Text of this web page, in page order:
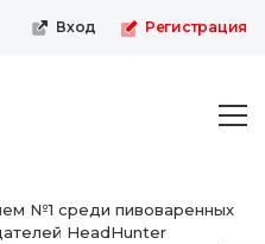
Вход Регистрация
№1 среди пивоваренных
HeadHunter